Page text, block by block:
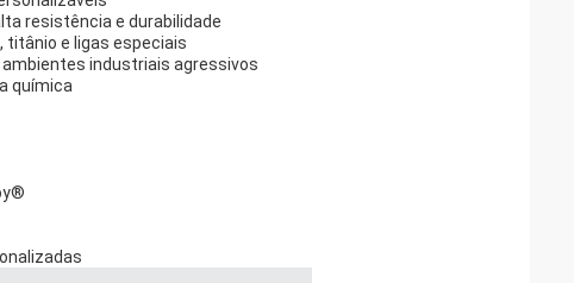
resistência e durabilidade
titânio e ligas especiais
industriais agressivos
química